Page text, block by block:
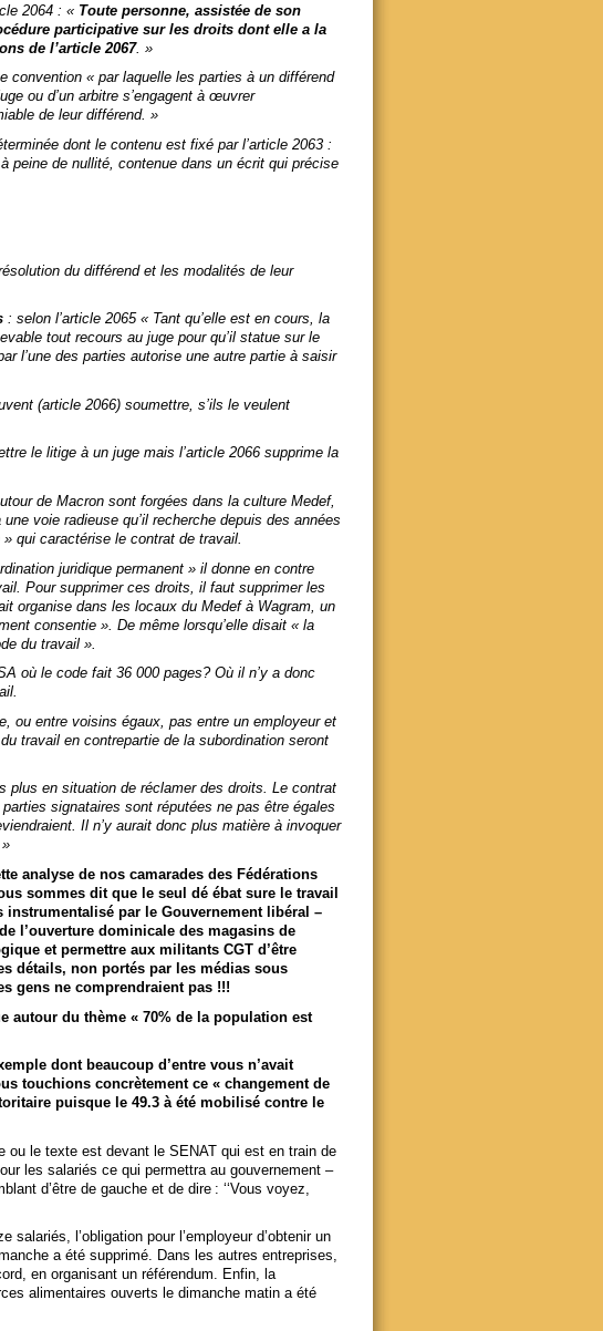
2064: « Toute personne, assistée de son
participative sur les droits dont elle a la
de l’article 2067. »
convention « par laquelle les parties à un différend
ou d’un arbitre s’engagent à œuvrer
de leur différend. »
dont le contenu est fixé par l’article 2063 :
peine de nullité, contenue dans un écrit qui précise
du différend et les modalités de leur
: selon l’article 2065 « Tant qu’elle est en cours, la
tout recours au juge pour qu’il statue sur le
l’une des parties autorise une autre partie à saisir
(article 2066) soumettre, s’ils le veulent
le litige à un juge mais l’article 2066 supprime la
de Macron sont forgées dans la culture Medef,
voie radieuse qu’il recherche depuis des années
qui caractérise le contrat de travail.
juridique permanent » il donne en contre
Pour supprimer ces droits, il faut supprimer les
organise dans les locaux du Medef à Wagram, un
consentie ». De même lorsqu’elle disait « la
du travail ».
où le code fait 36 000 pages? Où il n’y a donc
ou entre voisins égaux, pas entre un employeur et
travail en contrepartie de la subordination seront
plus en situation de réclamer des droits. Le contrat
signataires sont réputées ne pas être égales
Il n’y aurait donc plus matière à invoquer
analyse de nos camarades des Fédérations
sommes dit que le seul dé ébat sure le travail
par le Gouvernement libéral –
l’ouverture dominicale des magasins de
et permettre aux militants CGT d’être
détails, non portés par les médias sous
gens ne comprendraient pas !!!
autour du thème « 70% de la population est
dont beaucoup d’entre vous n’avait
touchions concrètement ce « changement de
puisque le 49.3 à été mobilisé contre le
ou le texte est devant le SENAT qui est en train de
les salariés ce qui permettra au gouvernement –
d’être de gauche et de dire : ‘‘Vous voyez,
l’obligation pour l’employeur d’obtenir un
a été supprimé. Dans les autres entreprises,
en organisant un référendum. Enfin, la
alimentaires ouverts le dimanche matin a été